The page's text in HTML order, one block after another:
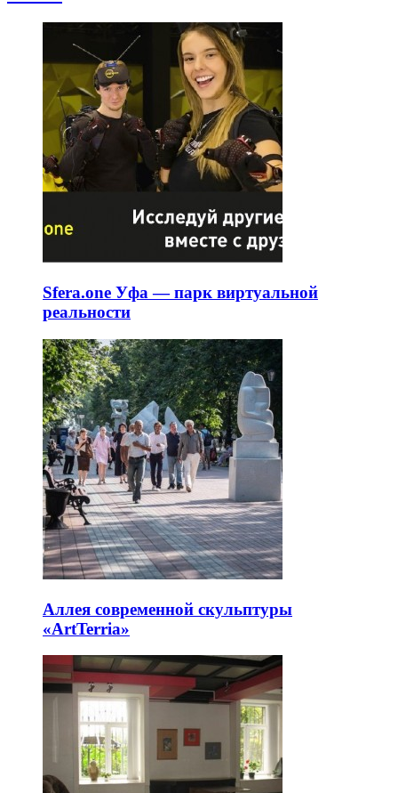
Sfera.one Уфа — парк виртуальной
реальности
Аллея современной скульптуры
«ArtTerria»